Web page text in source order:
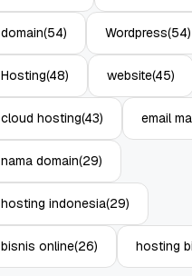
domain(54) Wordpress(54)
Hosting(48) website(45)
cloud hosting(43) email
nama domain(29)
hosting indonesia(29)
bisnis online(26) hosting